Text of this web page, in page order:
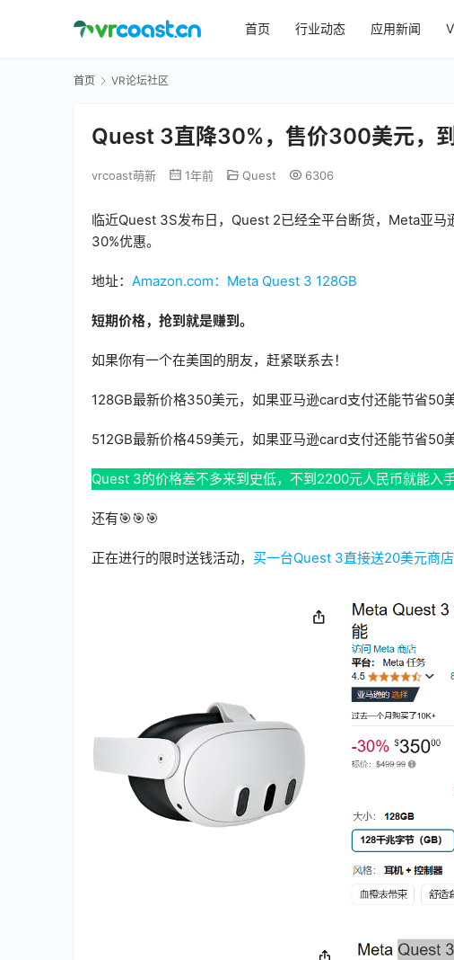
首页 行业动态 应用新闻
首页 VR论坛社区
Quest 3直降30%，售价300美元，
vrcoast萌新 1年前 Quest 6306
临近Quest 3S发布日，Quest 2已经全平台断货，Meta亚
30%优惠。
地址： Amazon.com：Meta Quest 3 128GB
短期价格，抢到就是赚到。
如果你有一个在美国的朋友，赶紧联系去！
128GB最新价格350美元，如果亚马逊card支付还能节省50
512GB最新价格459美元，如果亚马逊card支付还能节省50
Quest 3的价格差不多来到史低，不到2200元人民币就能入手
还有🎯🎯🎯
正在进行的限时送钱活动， 买一台Quest 3直接送20美元商